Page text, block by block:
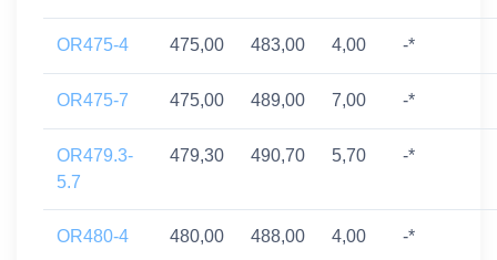
OR475-4 475,00 483,00 4,00 -*
OR475-7 475,00 489,00 7,00 -*
OR479.3-
5.7
479,30 490,70 5,70 -*
OR480-4 480,00 488,00 4,00 -*